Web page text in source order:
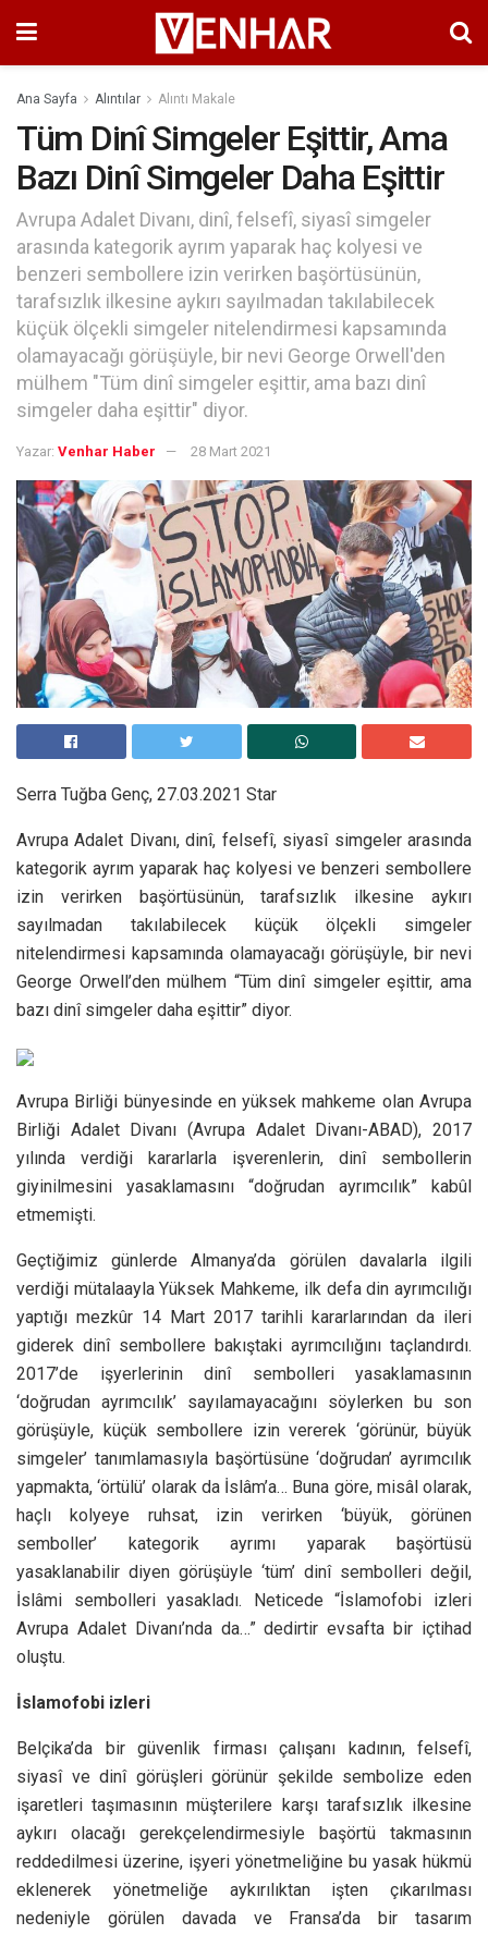
Ana Sayfa Alıntılar Alıntı Makale
Tüm Dinî Simgeler Eşittir, Ama
Bazı Dinî Simgeler Daha Eşittir
Avrupa Adalet Divanı, dinî, felsefî, siyasî simgeler
arasında kategorik ayrım yaparak haç kolyesi ve
benzeri sembollere izin verirken başörtüsünün,
tarafsızlık ilkesine aykırı sayılmadan takılabilecek
küçük ölçekli simgeler nitelendirmesi kapsamında
olamayacağı görüşüyle, bir nevi George Orwell'den
mülhem "Tüm dinî simgeler eşittir, ama bazı dinî
simgeler daha eşittir" diyor.
Yazar: Venhar Haber 28 Mart 2021
Serra Tuğba Genç, 27.03.2021 Star
Avrupa Adalet Divanı, dinî, felsefî, siyasî simgeler arasında
kategorik ayrım yaparak haç kolyesi ve benzeri sembollere
izin verirken başörtüsünün, tarafsızlık ilkesine aykırı
sayılmadan takılabilecek küçük ölçekli simgeler
nitelendirmesi kapsamında olamayacağı görüşüyle, bir nevi
George Orwell’den mülhem “Tüm dinî simgeler eşittir, ama
bazı dinî simgeler daha eşittir” diyor.
Avrupa Birliği bünyesinde en yüksek mahkeme olan Avrupa
Birliği Adalet Divanı (Avrupa Adalet Divanı-ABAD), 2017
yılında verdiği kararlarla işverenlerin, dinî sembollerin
giyinilmesini yasaklamasını “doğrudan ayrımcılık” kabûl
etmemişti.
Geçtiğimiz günlerde Almanya’da görülen davalarla ilgili
verdiği mütalaayla Yüksek Mahkeme, ilk defa din ayrımcılığı
yaptığı mezkûr 14 Mart 2017 tarihli kararlarından da ileri
giderek dinî sembollere bakıştaki ayrımcılığını taçlandırdı.
2017’de işyerlerinin dinî sembolleri yasaklamasının
‘doğrudan ayrımcılık’ sayılamayacağını söylerken bu son
görüşüyle, küçük sembollere izin vererek ‘görünür, büyük
simgeler’ tanımlamasıyla başörtüsüne ‘doğrudan’ ayrımcılık
yapmakta, ‘örtülü’ olarak da İslâm’a… Buna göre, misâl olarak,
haçlı kolyeye ruhsat, izin verirken ‘büyük, görünen
semboller’ kategorik ayrımı yaparak başörtüsü
yasaklanabilir diyen görüşüyle ‘tüm’ dinî sembolleri değil,
İslâmi sembolleri yasakladı. Neticede “İslamofobi izleri
Avrupa Adalet Divanı’nda da…” dedirtir evsafta bir içtihad
oluştu.
İslamofobi izleri
Belçika’da bir güvenlik firması çalışanı kadının, felsefî,
siyasî ve dinî görüşleri görünür şekilde sembolize eden
işaretleri taşımasının müşterilere karşı tarafsızlık ilkesine
aykırı olacağı gerekçelendirmesiyle başörtü takmasının
reddedilmesi üzerine, işyeri yönetmeliğine bu yasak hükmü
eklenerek yönetmeliğe aykırılıktan işten çıkarılması
nedeniyle görülen davada ve Fransa’da bir tasarım